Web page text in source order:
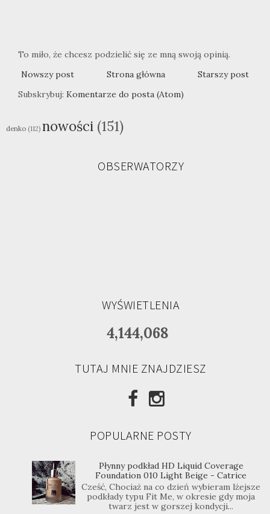
To miło, że chcesz podzielić się ze mną swoją opinią.
Nowszy post
Starszy post
Strona główna
Subskrybuj: Komentarze do posta (Atom)
denko (112) nowości (151)
OBSERWATORZY
WYŚWIETLENIA
4,144,068
TUTAJ MNIE ZNAJDZIESZ
POPULARNE POSTY
Płynny podkład HD Liquid Coverage
Foundation 010 Light Beige - Catrice
Cześć, Chociaż na co dzień wybieram lżejsze
podkłady typu Fit Me, w okresie gdy moja
twarz jest w gorszej kondycji...